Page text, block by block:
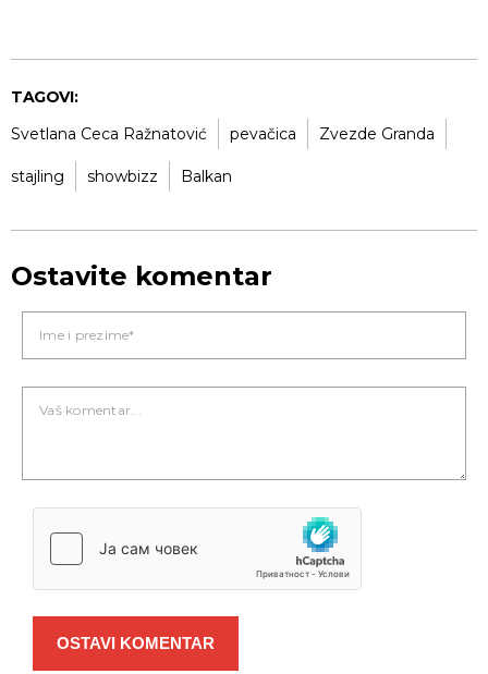
TAGOVI:
Svetlana Ceca Ražnatović
pevačica Zvezde Granda
stajling showbizz Balkan
Ostavite komentar
OSTAVI KOMENTAR